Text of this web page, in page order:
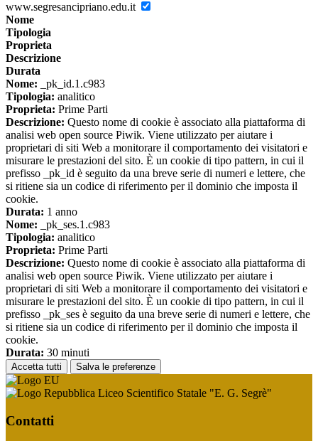
www.segresancipriano.edu.it
Nome
Tipologia
Proprieta
Descrizione
Durata
Nome: _pk_id.1.c983
Tipologia: analitico
Proprieta: Prime Parti
Descrizione: Questo nome di cookie è associato alla piattaforma di
analisi web open source Piwik. Viene utilizzato per aiutare i
proprietari di siti Web a monitorare il comportamento dei visitatori e
misurare le prestazioni del sito. È un cookie di tipo pattern, in cui il
prefisso _pk_id è seguito da una breve serie di numeri e lettere, che
si ritiene sia un codice di riferimento per il dominio che imposta il
cookie.
Durata: 1 anno
Nome: _pk_ses.1.c983
Tipologia: analitico
Proprieta: Prime Parti
Descrizione: Questo nome di cookie è associato alla piattaforma di
analisi web open source Piwik. Viene utilizzato per aiutare i
proprietari di siti Web a monitorare il comportamento dei visitatori e
misurare le prestazioni del sito. È un cookie di tipo pattern, in cui il
prefisso _pk_ses è seguito da una breve serie di numeri e lettere, che
si ritiene sia un codice di riferimento per il dominio che imposta il
cookie.
Durata: 30 minuti
Accetta tutti Salva le preferenze
Liceo Scientifico Statale "E. G. Segrè"
Contatti